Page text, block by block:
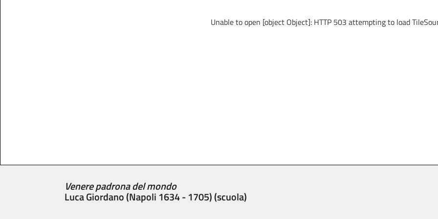
Unable to open [object Object]: HTTP 503 attempting to load
Venere padrona del mondo
Luca Giordano (Napoli 1634 - 1705) (scuola)